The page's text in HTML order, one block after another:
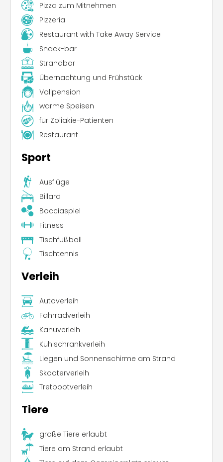
Pizza zum Mitnehmen
Pizzeria
Restaurant with Take Away Service
Snack-bar
Strandbar
Übernachtung und Frühstück
Vollpension
warme Speisen
für Zöliakie-Patienten
Restaurant
Sport
Ausflüge
Billard
Bocciaspiel
Fitness
Tischfußball
Tischtennis
Verleih
Autoverleih
Fahrradverleih
Kanuverleih
Kühlschrankverleih
Liegen und Sonnenschirme am Strand
Skooterverleih
Tretbootverleih
Tiere
große Tiere erlaubt
Tiere am Strand erlaubt